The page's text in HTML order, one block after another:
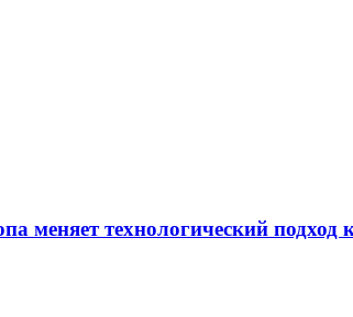
меняет технологический подход